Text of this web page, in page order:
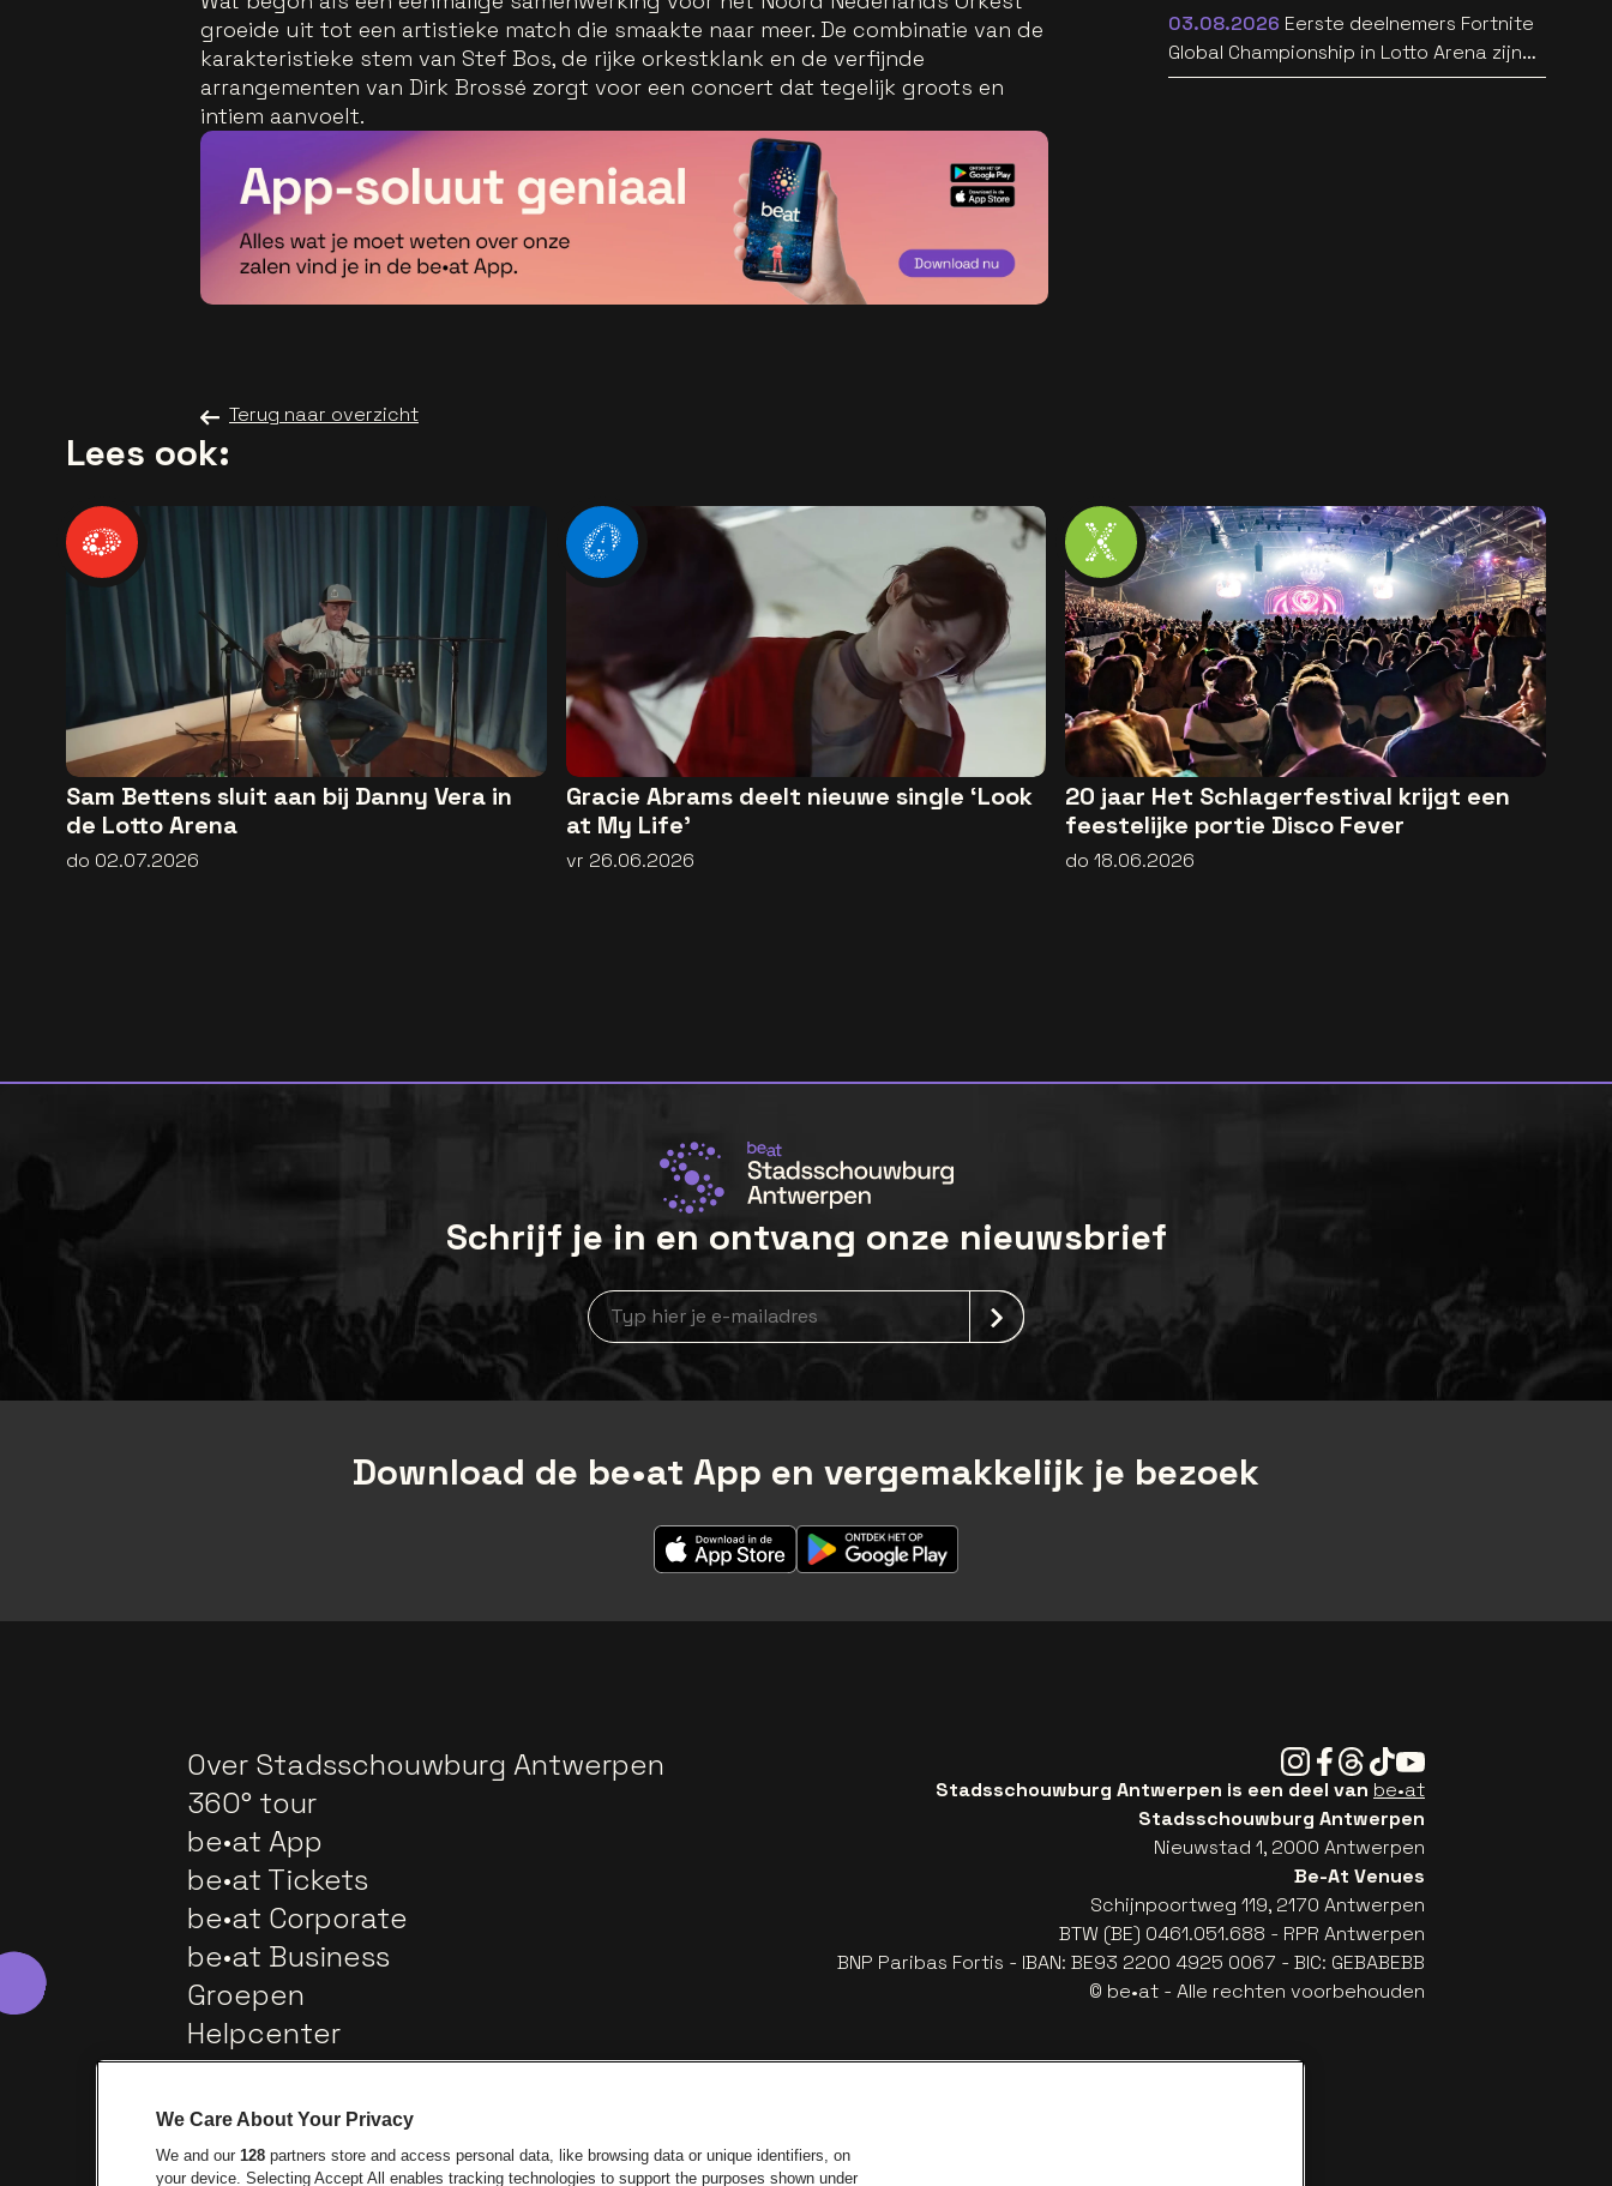
groeide uit tot een artistieke match die smaakte naar meer. De combinatie van de
karakteristieke stem van Stef Bos, de rijke orkestklank en de verfijnde
arrangementen van Dirk Brossé zorgt voor een concert dat tegelijk groots en
intiem aanvoelt.
Terug naar overzicht
03.08.2026 Eerste deelnemers Fortnite
Global Championship in Lotto Arena zijn
bekend
Lees ook:
Sam Bettens sluit aan bij Danny Vera in
de Lotto Arena
do 02.07.2026
Gracie Abrams deelt nieuwe single ‘Look
at My Life’
vr 26.06.2026
20 jaar Het Schlagerfestival krijgt een
feestelijke portie Disco Fever
do 18.06.2026
Schrijf je in en ontvang onze nieuwsbrief
Nieuwsbrief aanmelding
Download de be•at App en vergemakkelijk je bezoek
Over Stadsschouwburg Antwerpen
360° tour
be•at App
be•at Tickets
be•at Corporate
be•at Business
Groepen
Helpcenter
Contact
Instagram
Facebook
Threads
TiktokYoutube
Stadsschouwburg Antwerpen is een deel van be•at
Stadsschouwburg Antwerpen
Nieuwstad 1, 2000 Antwerpen
Be-At Venues
Schijnpoortweg 119, 2170 Antwerpen
BTW (BE) 0461.051.688 - RPR Antwerpen
BNP Paribas Fortis - IBAN: BE93 2200 4925 0067 - BIC: GEBABEBB
© be•at - Alle rechten voorbehouden
We Care About Your Privacy
We and our 128 partners store and access personal data, like browsing data or unique identifiers, on
your device. Selecting Accept All enables tracking technologies to support the purposes shown under